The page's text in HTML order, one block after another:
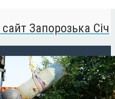
Запорозька Січ